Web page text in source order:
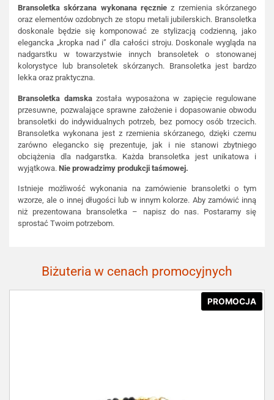
Bransoletka skórzana wykonana ręcznie z rzemienia skórzanego
oraz elementów ozdobnych ze stopu metali jubilerskich. Bransoletka
doskonale będzie się komponować ze stylizacją codzienną, jako
elegancka „kropka nad i” dla całości stroju. Doskonale wygląda na
nadgarstku w towarzystwie innych bransoletek o stonowanej
kolorystyce lub bransoletek skórzanych. Bransoletka jest bardzo
lekka oraz praktyczna.
Bransoletka damskazostała wyposażona w zapięcie regulowane
przesuwne, pozwalające sprawne założenie i dopasowanie obwodu
bransoletki do indywidualnych potrzeb, bez pomocy osób trzecich.
Bransoletka wykonana jest z rzemienia skórzanego, dzięki czemu
zarówno elegancko się prezentuje, jak i nie stanowi zbytniego
obciążenia dla nadgarstka. Każda bransoletka jest unikatowa i
wyjątkowa. Nie prowadzimy produkcji taśmowej.
Istnieje możliwość wykonania na zamówienie bransoletki o tym
wzorze, ale o innej długości lub w innym kolorze. Aby zamówić inną
niż prezentowana bransoletka – napisz do nas. Postaramy się
sprostać Twoim potrzebom.
Biżuteria w cenach promocyjnych
PROMOCJA